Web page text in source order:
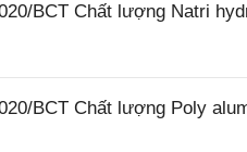
BCT Chất lượng Natri
BCT Chất lượng Poly